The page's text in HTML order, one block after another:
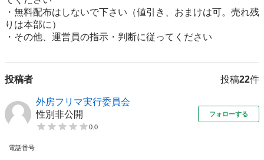
・無料配布はしないで下さい（値引き、おまけは可。売れ残
りは本部に）
投稿者 投稿22件
外房フリマ実行委員会
性別非公開
0.0
フォローする
電話番号